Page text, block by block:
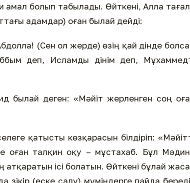
амал болып табылады. Өйткені, Алла
адамдар) оған былай дейді:
(Сен ол жерде) өзің қай дінде
деп, Исламды дінім деп,
былай деген: «Мәйіт жерленген соң
қатысты көзқарасын білдіріп:
оған талқин оқу – мұстахаб. Бұл
ісі болатын. Өйткені бұлай
(еске салу) мүміндерге пайда